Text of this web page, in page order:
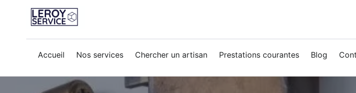
Accueil Nos services Chercher un artisan Prestations courantes Blog